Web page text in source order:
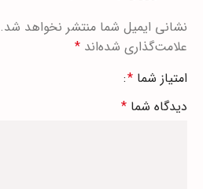
نشانی ایمیل شما منتشر نخواهد شد.
علامت‌گذاری شده‌اند *
امتیاز شما *
دیدگاه شما *